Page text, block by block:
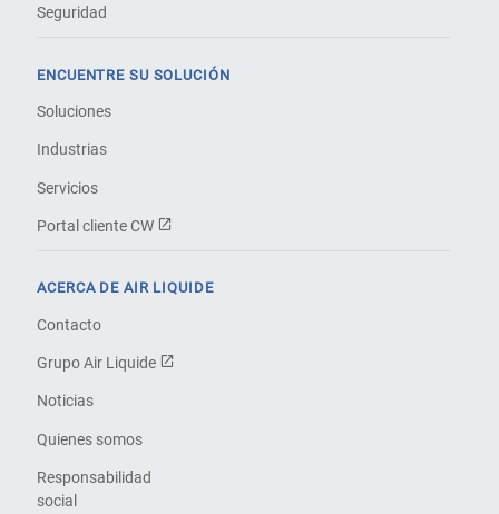
Seguridad
ENCUENTRE SU SOLUCIÓN
Soluciones
Industrias
Servicios
Portal cliente CW
ACERCA DE AIR LIQUIDE
Contacto
Grupo Air Liquide
Noticias
Quienes somos
Responsabilidad
social